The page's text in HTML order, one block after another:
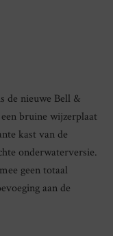
de nieuwe Bell &
bruine wijzerplaat
kast van de
onderwaterversie.
geen totaal
aan de